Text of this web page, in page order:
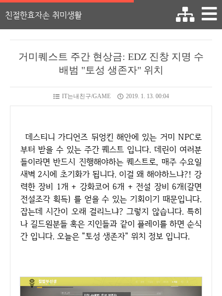
친절한효자손 취미생활
거미퀘스트 주간 현상금: EDZ 진창 지명 수
배범 "토성 생존자" 위치
IT는내친구/GAME 2019. 1. 13. 00:04
데스티니 가디언즈 뒤엉킨 해안에 있는 거미 NPC로
부터 받을 수 있는 주간 퀘스트 입니다. 데린이 여러분
들이라면 반드시 진행해야하는 퀘스트로, 매주 수요일
새벽 2시에 초기화가 됩니다. 이걸 왜 해야하느냐?! 강
력한 장비 1개 + 강화코어 6개 + 전설 장비 6개(갈면
전설조각 획득) 를 얻을 수 있는 기회이기 때문입니다.
잡는데 시간이 오래 걸리느냐? 그렇지 않습니다. 특히
나 길드원분들 혹은 지인들과 같이 플레이를 하면 순식
간 입니다. 오늘은 "토성 생존자" 위치 정보 입니다.